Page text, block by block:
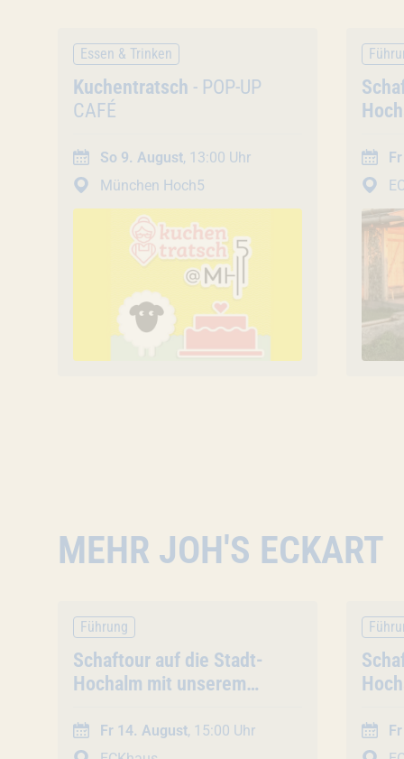
Essen & Trinken
Veranstaltung
Kuchentratsch - POP-UP
CAFÉ
So 9. August, 13:00 Uhr
München Hoch5
MEHR JOH'S ECKART
Führung
Veranstaltung
Schaftour auf die Stadt-
Hochalm mit unserem
Gruppentour)
Fr 14. August, 15:00 Uhr